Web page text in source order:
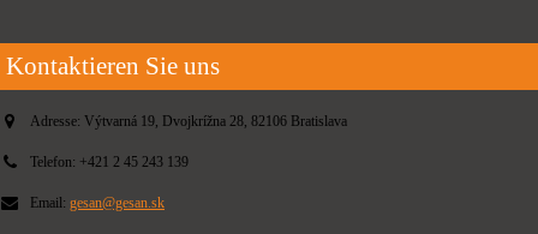
Kontaktieren Sie uns
Adresse: Výtvarná 19, Dvojkrížna 28, 82106 Bratislava
Telefon: +421 2 45 243 139
Email: gesan@gesan.sk